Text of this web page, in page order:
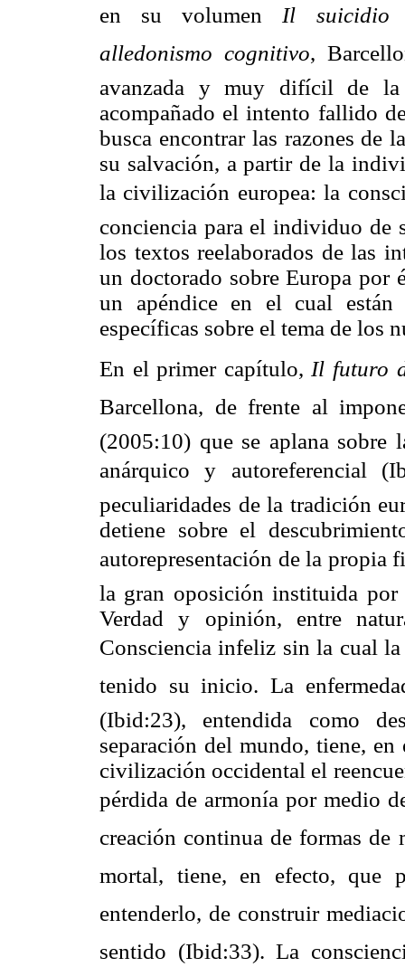
en su volumen Il suicidio
alledonismo cognitivo,
avanzada y muy difícil de la
acompañado el intento fallido
busca encontrar las razones de
su salvación, a partir de la
la civilización europea: la
conciencia para el individuo de
los textos reelaborados de las
un doctorado sobre Europa por
un apéndice en el cual están
específicas sobre el tema de los
En el primer capítulo, Il futuro
Barcellona, de frente al
(2005:10) que se aplana
anárquico y autoreferencial
peculiaridades de la tradición
detiene sobre el
autorepresentación de la propia
la gran oposición instituida por
Verdad y opinión, entre
Consciencia infeliz sin la cual
tenido su inicio. La
(Ibid:23), entendida como
separación del mundo, tiene,
civilización occidental el
pérdida de armonía por medio
creación continua de formas
mortal, tiene, en efecto, que
entenderlo, de construir
sentido (Ibid:33). La